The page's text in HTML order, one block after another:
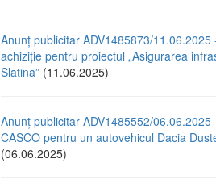
Anunț publicitar ADV1485873/
achiziție pentru proiectul „Asigurarea
Slatina” (11.06.2025)
Anunț publicitar ADV1485552/
CASCO pentru un autovehicul Dacia
(06.06.2025)